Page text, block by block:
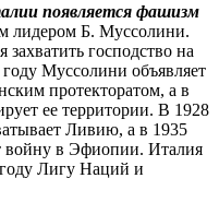
появляется фашизм
лидером Б. Муссолини.
захватить господство на
Муссолини объявляет
протекторатом, а в
ее территории. В 1928
Ливию, а в 1935
войну в Эфиопии. Италия
Лигу Наций и